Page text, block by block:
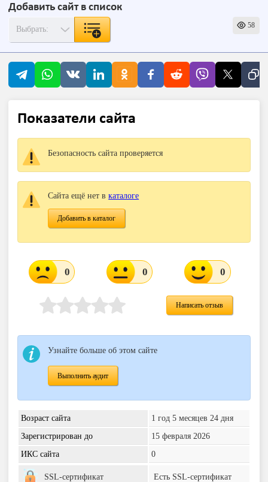
Добавить сайт в список
58
Показатели сайта
Безопасность сайта проверяется
Сайта ещё нет вкаталоге
Добавить в каталог
0 0 0
Написать отзыв
Узнайте больше об этом сайте
Выполнить аудит
Возраст сайта
1 год 5 месяцев 24 дня
Зарегистрирован до
15 февраля 2026
ИКС сайта
0
SSL-сертификат Есть SSL-сертификат